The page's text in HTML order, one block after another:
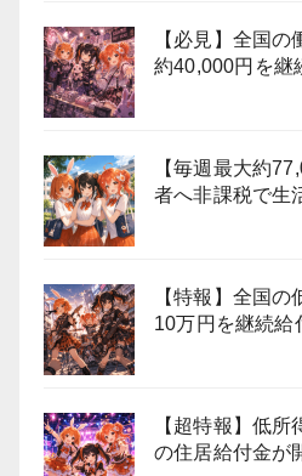
【必見】全国
約40,000円を継
【毎週最大約
者へ非課税で生
【特報】全国
10万円を継続給
【超特報】低
の住居給付金が